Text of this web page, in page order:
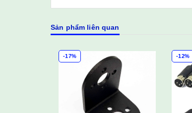
Sản phẩm liên quan
-12% -17%